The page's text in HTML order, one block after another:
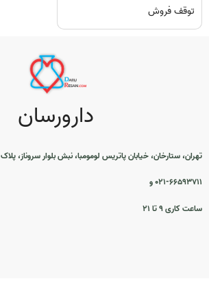
توقف فروش
دارورسان
تهران، ستارخان، خیابان پاتریس لومومبا، نبش بلوار سروناز، پلاک 29، طبقه اول
۰۲۱-۶۶۵۹۳۷۱۱ و
ساعت کاری ۹ تا ۲۱